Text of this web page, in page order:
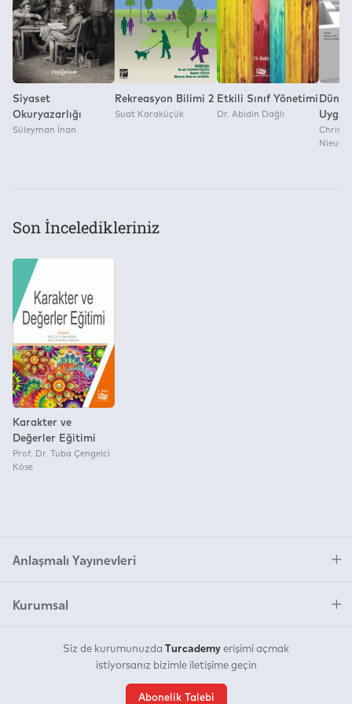
Anı Yayıncılık
Yok
Siyaset
Okuryazarlığı
Süleyman İnan
Rekreasyon Bilimi 2
Suat Karaküçük
Etkili Sınıf Yönetimi
Dr. Abidin Dağlı
Son İnceledikleriniz
Karakter ve
Değerler Eğitimi
Prof. Dr. Tuba Çengelci
Köse
Anlaşmalı Yayınevleri
Kurumsal
Siz de kurumunuzda Turcademy erişimi açmak
istiyorsanız bizimle iletişime geçin
Abonelik Talebi